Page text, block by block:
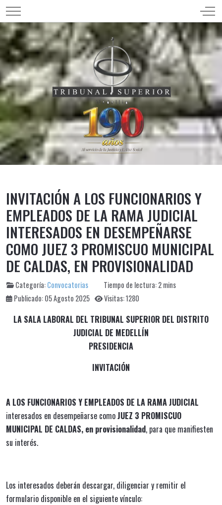
Mobile Menu Toggle Off-
INVITACIÓN A LOS FUNCIONARIOS Y
EMPLEADOS DE LA RAMA JUDICIAL
INTERESADOS EN DESEMPEÑARSE
COMO JUEZ 3 PROMISCUO MUNICIPAL
DE CALDAS, EN PROVISIONALIDAD
Categoría:Convocatorias
Tiempo de lectura: 2 mins
Publicado: 05 Agosto 2025
Visitas: 1280
LA SALA LABORAL DEL TRIBUNAL SUPERIOR DEL DISTRITO
JUDICIAL DE MEDELLÍN
PRESIDENCIA
INVITACIÓN
A LOS FUNCIONARIOS Y EMPLEADOS DE LA RAMA JUDICIAL
interesados en desempeñarse comoJUEZ 3 PROMISCUO
MUNICIPAL DE CALDAS, en provisionalidad, para que manifiesten
su interés.
Los interesados deberán descargar, diligenciar y remitir el
formulario disponible en el siguiente vínculo: